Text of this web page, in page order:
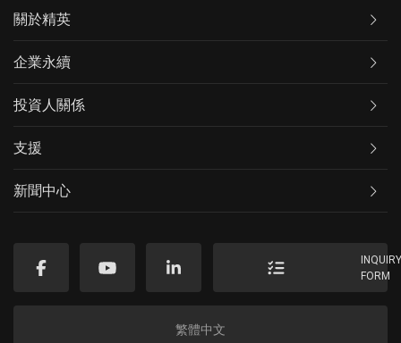
關於精英
企業永續
投資人關係
支援
新聞中心
FORM
繁體中文